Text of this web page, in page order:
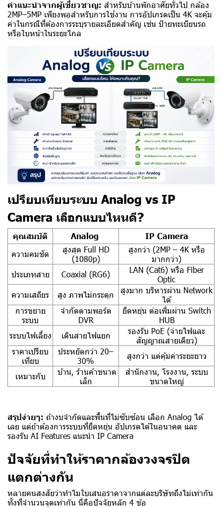
คำแนะนำจากผู้เชี่ยวชาญ: สำหรับบ้านพักอาศัยทั่วไป กล้อง
2MP–5MP เพียงพอสำหรับการใช้งาน การอัปเกรดเป็น 4K จะคุ้ม
ค่าในกรณีที่ต้องการระบุรายละเอียดสำคัญ เช่น ป้ายทะเบียนรถ
หรือใบหน้าในระยะไกล
เปรียบเทียบระบบ Analog vs IP
Camera เลือกแบบไหนดี?
คุณสมบัติ Analog IP Camera
ความคมชัด
สูงสุด Full HD
(1080p)
สูงกว่า (2MP – 4K หรือ
มากกว่า)
ประเภทสาย
Coaxial (RG6)
LAN (Cat6) หรือ Fiber
Optic
ความเสถียร
สูง ภาพไม่กระตุก
สูงมาก บริหารผ่าน Network
ได้
การขยาย
ระบบ
จำกัดตามพอร์ต
DVR
ยืดหยุ่น ต่อเพิ่มผ่าน Switch
HUB
ระบบไฟเลี้ยง
เดินสายไฟแยก
รองรับ PoE (จ่ายไฟและ
สัญญาณสายเดียว)
ราคาเปรียบ
เทียบ
ประหยัดกว่า 20–
30%
สูงกว่า แต่คุ้มค่าระยะยาว
เหมาะกับ
บ้าน, ร้านค้าขนาด
เล็ก
สำนักงาน, โรงงาน, ระบบ
ขนาดใหญ่
สรุปง่ายๆ: ถ้างบจำกัดและพื้นที่ไม่ซับซ้อน เลือก Analog ได้
เลย แต่ถ้าต้องการระบบที่ยืดหยุ่น อัปเกรดได้ในอนาคต และ
รองรับ AI Features แนะนำ IP Camera
ปัจจัยที่ทำให้ราคากล้องวงจรปิด
แตกต่างกัน
หลายคนสงสัยว่าทำไมใบเสนอราคาจากแต่ละบริษัทถึงไม่เท่ากัน
ทั้งที่จำนวนจุดเท่ากัน นี่คือปัจจัยหลัก 4 ข้อ